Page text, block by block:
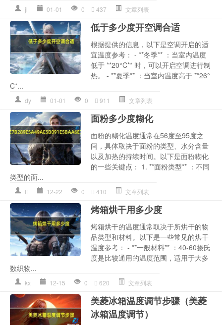
jl 01-01 0 437 文章列表
低于多少度开空调合适
根据提供的信息，以下是空调开启的适
宜温度参考： - **冬季** ：当室内温度
低于 **20°C** 时，可以开启空调进行制
热。 - **夏季** ：当室内温度高于 **26°
C*...
dy 01-01 0 911 文章列表
面粉多少度糊化
面粉的糊化温度通常在56度至95度之
间，具体取决于面粉的类型、水分含量
以及加热的持续时间。以下是面粉糊化
的一些关键点： 1. **面粉类型** ：不同
类型的面...
lf 12-22 0 410 文章列表
烤箱烘干用多少度
烤箱烘干的温度通常取决于所烘干的物
品类型和材料。以下是一些常见的烘干
温度参考： - **一般材料** ：40-60摄氏
度是比较通用的温度范围，适用于大多
数织物...
kx 12-15 0 620 文章列表
美菱冰箱温度调节步骤（美菱
冰箱温度调节）